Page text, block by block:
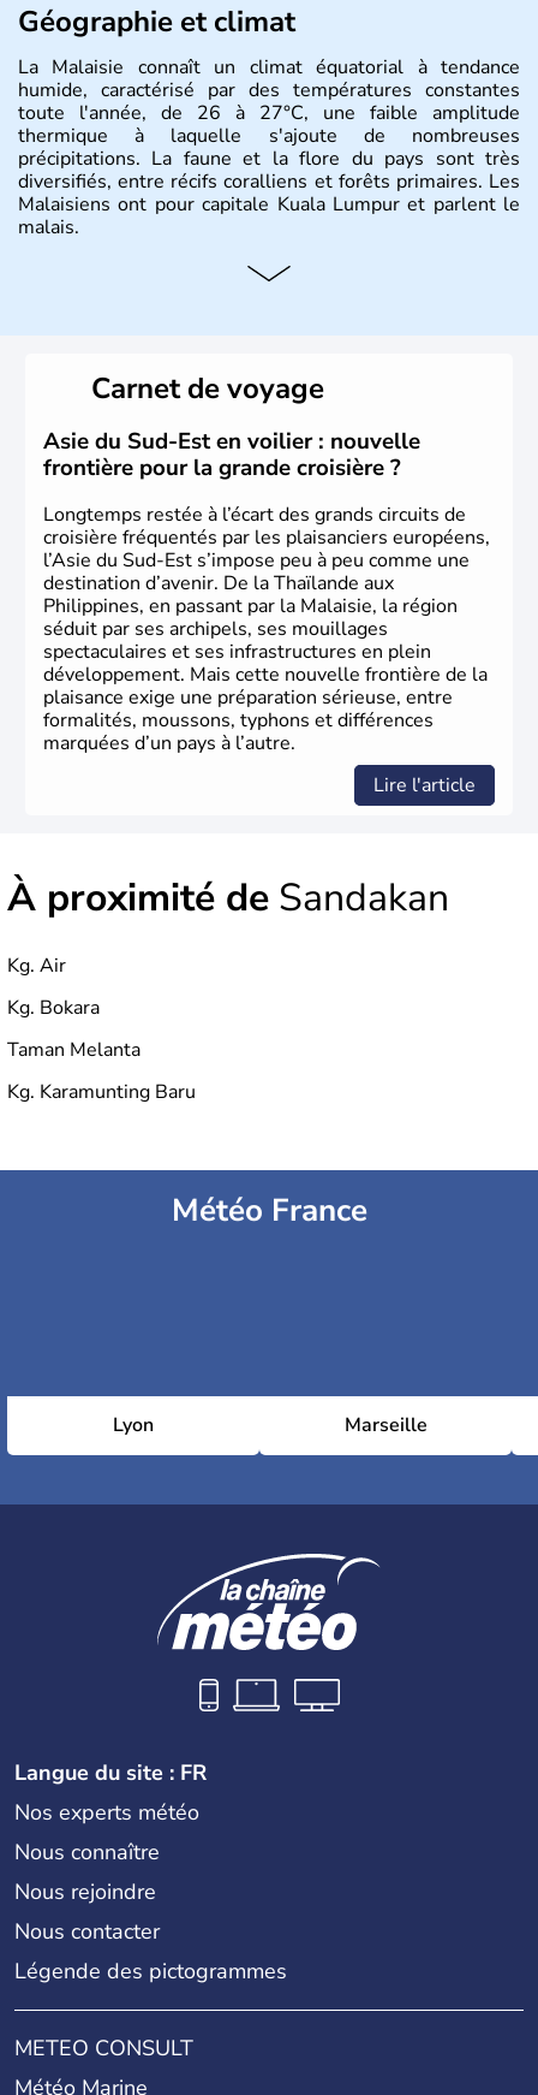
Géographie et climat
La Malaisie connaît un climat équatorial à tendance
humide, caractérisé par des températures constantes
toute l'année, de 26 à 27°C, une faible amplitude
thermique à laquelle s'ajoute de nombreuses
précipitations. La faune et la flore du pays sont très
diversifiés, entre récifs coralliens et forêts primaires. Les
Malaisiens ont pour capitale Kuala Lumpur et parlent le
malais.
Histoire et administration
constituent son territoire. C'est l'un des « tigres » de la
région, passant en quelques années de « pays en voie de
développement » à « pays développé », riche de ses 27
millions d'habitants. La religion dominante est l'Islam.
Carnet de voyage
Asie du Sud-Est en voilier : nouvelle
frontière pour la grande croisière ?
Longtemps restée à l’écart des grands circuits de
croisière fréquentés par les plaisanciers européens,
l’Asie du Sud-Est s’impose peu à peu comme une
destination d’avenir. De la Thaïlande aux
Philippines, en passant par la Malaisie, la région
séduit par ses archipels, ses mouillages
spectaculaires et ses infrastructures en plein
développement. Mais cette nouvelle frontière de la
plaisance exige une préparation sérieuse, entre
formalités, moussons, typhons et différences
marquées d’un pays à l’autre.
Lire l'article
À proximité de Sandakan
Kg. Air
Kg. Bokara
Taman Melanta
Kg. Karamunting Baru
Météo France
Lyon Marseille
Langue du site : FR
Nos experts météo
Nous connaître
Nous rejoindre
Nous contacter
Légende des pictogrammes
METEO CONSULT
Météo Marine